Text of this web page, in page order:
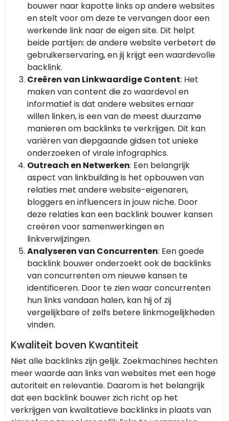
bouwer naar kapotte links op andere websites
en stelt voor om deze te vervangen door een
werkende link naar de eigen site. Dit helpt
beide partijen: de andere website verbetert de
gebruikerservaring, en jij krijgt een waardevolle
backlink.
Creëren van Linkwaardige Content: Het
maken van content die zo waardevol en
informatief is dat andere websites ernaar
willen linken, is een van de meest duurzame
manieren om backlinks te verkrijgen. Dit kan
variëren van diepgaande gidsen tot unieke
onderzoeken of virale infographics.
Outreach en Netwerken: Een belangrijk
aspect van linkbuilding is het opbouwen van
relaties met andere website-eigenaren,
bloggers en influencers in jouw niche. Door
deze relaties kan een backlink bouwer kansen
creëren voor samenwerkingen en
linkverwijzingen.
Analyseren van Concurrenten: Een goede
backlink bouwer onderzoekt ook de backlinks
van concurrenten om nieuwe kansen te
identificeren. Door te zien waar concurrenten
hun links vandaan halen, kan hij of zij
vergelijkbare of zelfs betere linkmogelijkheden
vinden.
Kwaliteit boven Kwantiteit
Niet alle backlinks zijn gelijk. Zoekmachines hechten
meer waarde aan links van websites met een hoge
autoriteit en relevantie. Daarom is het belangrijk
dat een backlink bouwer zich richt op het
verkrijgen van kwalitatieve backlinks in plaats van